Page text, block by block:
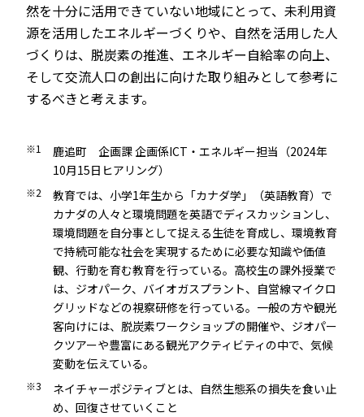
然を十分に活用できていない地域にとって、未利用資
源を活用したエネルギーづくりや、自然を活用した人
づくりは、脱炭素の推進、エネルギー自給率の向上、
そして交流人口の創出に向けた取り組みとして参考に
するべきと考えます。
※1
鹿追町 企画課 企画係ICT・エネルギー担当（2024年
10月15日ヒアリング）
※2
教育では、小学1年生から「カナダ学」（英語教育）で
カナダの人々と環境問題を英語でディスカッションし、
環境問題を自分事として捉える生徒を育成し、環境教育
で持続可能な社会を実現するために必要な知識や価値
観、行動を育む教育を行っている。高校生の課外授業で
は、ジオパーク、バイオガスプラント、自営線マイクロ
グリッドなどの視察研修を行っている。一般の方や観光
客向けには、脱炭素ワークショップの開催や、ジオパー
クツアーや豊富にある観光アクティビティの中で、気候
変動を伝えている。
※3
ネイチャーポジティブとは、自然生態系の損失を食い止
め、回復させていくこと